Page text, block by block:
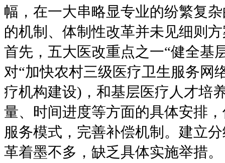
幅，在一大串略显专业的纷繁复
的机制、体制性改革并未见细则
首先，五大医改重点之一“健全基
对“加快农村三级医疗卫生服务网
疗机构建设)，和基层医疗人才培
量、时间进度等方面的具体安排
服务模式，完善补偿机制。建立
革着墨不多，缺乏具体实施举措。